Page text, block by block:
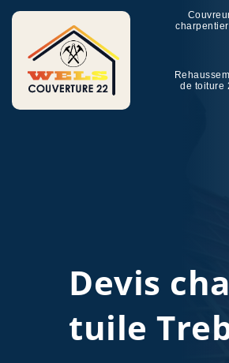
de toiture
Devis
tuile